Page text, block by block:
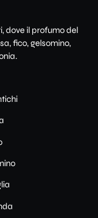
dove il profumo del
fico, gelsomino,